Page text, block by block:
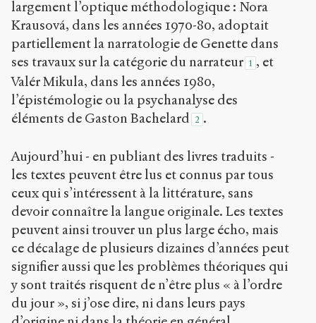
largement l’optique méthodologique : Nora
Krausová, dans les années 1970-80, adoptait
partiellement la narratologie de Genette dans
ses travaux sur la catégorie du narrateur 1 , et
Valér Mikula, dans les années 1980,
l’épistémologie ou la psychanalyse des
éléments de Gaston Bachelard 2 .
Aujourd’hui - en publiant des livres traduits -
les textes peuvent être lus et connus par tous
ceux qui s’intéressent à la littérature, sans
devoir connaître la langue originale. Les textes
peuvent ainsi trouver un plus large écho, mais
ce décalage de plusieurs dizaines d’années peut
signifier aussi que les problèmes théoriques qui
y sont traités risquent de n’être plus « à l’ordre
du jour », si j’ose dire, ni dans leurs pays